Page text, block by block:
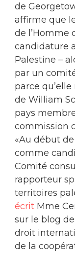
de
affirme que
de l’Homme
candidature
Palestine –
par un
parce
de William
pays
commission
«Au début
comme
Comité
rapporteur
territoires
écrit Mme
sur le blog
droit
de la